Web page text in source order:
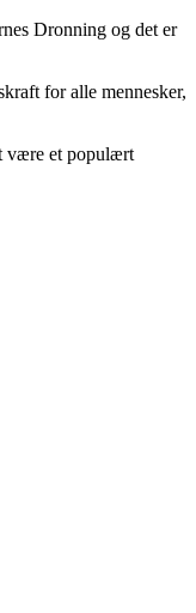
Dronning og det er
for alle mennesker,
være et populært